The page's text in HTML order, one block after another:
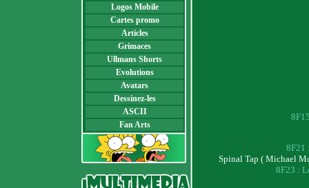
Logos Mobile
Cartes promo
Articles
Grimaces
Ullmans Shorts
Evolutions
Avatars
Dessinez-les
ASCII
Fan Arts
8F21
Spinal Tap ( Michael
8F23 :